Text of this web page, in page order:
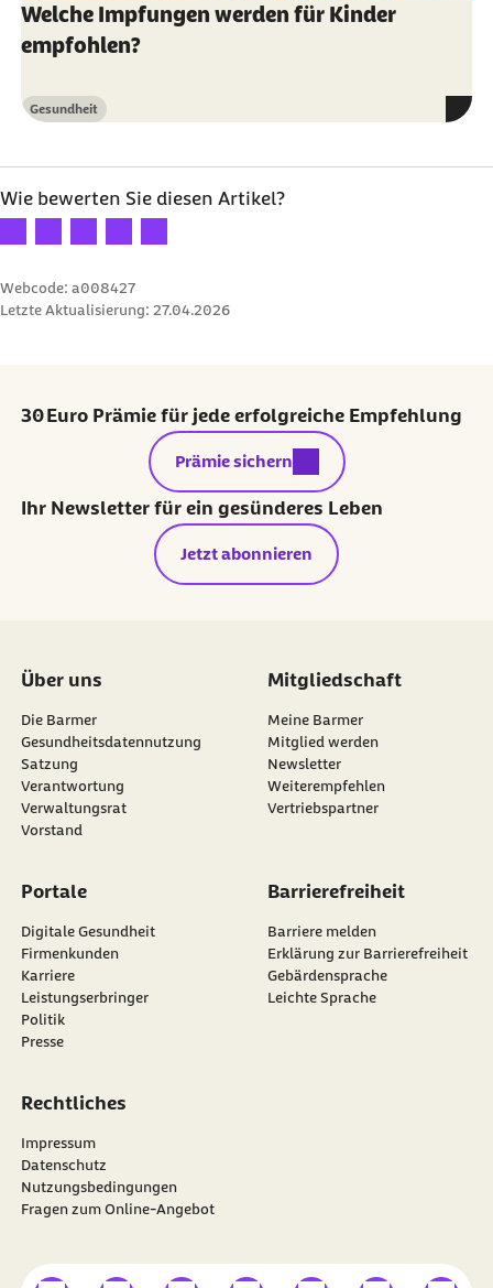
Welche Impfungen werden für Kinder
empfohlen?
Kategorie
Gesundheit
Wie bewerten Sie diesen Artikel?
Ihre Bewertung: 1 Stern
Ihre Bewertung: 2 Sterne
Ihre Bewertung: 3 Sterne
Ihre Bewertung: 4 Sterne
Ihre Bewertung: 5 Sterne
Webcode: a008427
Letzte Aktualisierung: 27.04.2026
30 Euro Prämie für jede erfolgreiche Empfehlung
externer Link:
Prämie sichern
Ihr Newsletter für ein gesünderes Leben
Jetzt abonnieren
Über uns
Die Barmer
Gesundheitsdatennutzung
Satzung
Verantwortung
Verwaltungsrat
Vorstand
Mitgliedschaft
Meine Barmer
Mitglied werden
Newsletter
externer Link:
Weiterempfehlen
Vertriebspartner
Portale
Digitale Gesundheit
Firmenkunden
Karriere
Leistungserbringer
Politik
Presse
Barrierefreiheit
Barriere melden
Erklärung zur Barrierefreiheit
Gebärdensprache
Leichte Sprache
Rechtliches
Impressum
Datenschutz
Nutzungsbedingungen
Fragen zum Online-Angebot